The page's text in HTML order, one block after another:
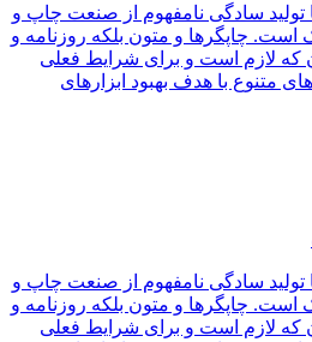
تولید سادگی نامفهوم از صنعت چاپ و
است. چاپگرها و متون بلکه روزنامه و
که لازم است و برای شرایط فعلی
متنوع با هدف بهبود ابزارهای
تولید سادگی نامفهوم از صنعت چاپ و
است. چاپگرها و متون بلکه روزنامه و
که لازم است و برای شرایط فعلی